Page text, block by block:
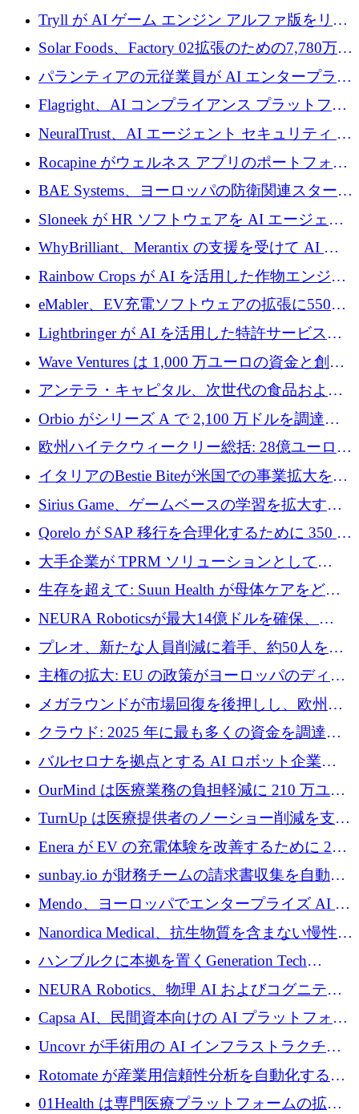
EIT Urban Mobilityから250万ユーロを確保
Tryll が AI ゲーム エンジン アルファ版をリリ
ースし、60 万ドルのプレシード資金を確保
Solar Foods、Factory 02拡張のための7,780万ユ
ーロの資金調達パッケージを獲得
パランティアの元従業員が AI エンタープライ
ズ スタートアップの Conduct に 6,000 万ドル
を調達
Flagright、AI コンプライアンス プラットフォ
ームを拡張するためにシリーズ A で 1,250 万
ドルを確保
NeuralTrust、AI エージェント セキュリティ プ
ラットフォームの拡張に 2,000 万ドルを調達
Rocapine がウェルネス アプリのポートフォリ
オを拡大するためにシリーズ A で 1,300 万ド
ルを調達
BAE Systems、ヨーロッパの防衛関連スタート
アップの規模拡大を支援するために 5,000 万
ユーロの支援を開始
Sloneek が HR ソフトウェアを AI エージェン
トに変えるために 600 万ドルを調達
WhyBrilliant、Merantix の支援を受けて AI 求
人マッチングを拡大するために 100 万ユーロ
Rainbow Crops が AI を活用した作物エンジニ
アリングを拡張するために 970 万ユーロを調
eMabler、EV充電ソフトウェアの拡張に550万
ユーロを確保
Lightbringer が AI を活用した特許サービスを
拡大するために 1,000 万ドルを調達
Wave Ventures は 1,000 万ユーロの資金と創設
者補助金で 10 周年を迎える
アンテラ・キャピタル、次世代の食品および
アグリテクノロジーのイノベーションを支援
するファンド III の初回クローズ額が 1 億ドル
に到達
Orbio がシリーズ A で 2,100 万ドルを調達、
AI 労働力管理を世界の最前線の労働者に提供
欧州ハイテクウィークリー総括: 28億ユーロの
取引と5月のハイライト
イタリアのBestie Biteが米国での事業拡大を加
速するために150万ユーロを調達
Sirius Game、ゲームベースの学習を拡大する
ために 130 万ユーロの資金調達を完了
Qorelo が SAP 移行を合理化するために 350 万
ドルを調達
大手企業が TPRM ソリューションとして
Vanta を選択する理由
生存を超えて: Suun Health が母体ケアをどの
ように再考しているか
NEURA Roboticsが最大14億ドルを確保、
Bending Spoonsが米国IPOを申請、英国首相が
4億ポンドのチップ計画を発表
プレオ、新たな人員削減に着手、約50人を解
雇
主権の拡大: EU の政策がヨーロッパのディー
プテック戦略をどのように再構築しているか
メガラウンドが市場回復を後押しし、欧州の
ハイテク資金調達は5月に105億ユーロに回復
クラウド: 2025 年に最も多くの資金を調達し
た 10 社
バルセロナを拠点とする AI ロボット企業
Theker が 8,500 万ドルを調達
OurMind は医療業務の負担軽減に 210 万ユー
ロを寄付
TurnUp は医療提供者のノーショー削減を支援
するために 200 万ユーロを調達
Enera が EV の充電体験を改善するために 200
万ドルを調達
sunbay.io が財務チームの請求書収集を自動化
するために 55 万ユーロを調達
Mendo、ヨーロッパでエンタープライズ AI 導
入を拡大するために 1,200 万ユーロを確保
Nanordica Medical、抗生物質を含まない慢性創
傷治療薬を市場に投入するために 160 万ユー
ロを調達
ハンブルクに本拠を置くGeneration Tech
Partnersが5,000万ユーロのAIロールアップファ
NEURA Robotics、物理 AI およびコグニティ
ブ ロボティクス プラットフォームを拡張する
ためにシリーズ C で最大 14 億ドルを確保
Capsa AI、民間資本向けの AI プラットフォー
ムを拡大するために 1,800 万ドルを調達
Uncovr が手術用の AI インフラストラクチャ
を構築するために 700 万ドルを調達
Rotomate が産業用信頼性分析を自動化するた
めに 210 万ユーロを調達
01Health は専門医療プラットフォームの拡大